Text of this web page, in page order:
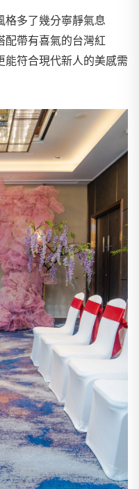
格多了幾分寧靜氣息
配帶有喜氣的台灣紅
能符合現代新人的美感需